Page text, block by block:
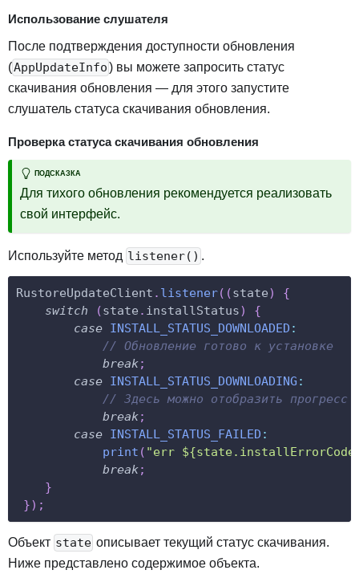
Использование слушателя
После подтверждения доступности обновления
(AppUpdateInfo) вы можете запросить статус
скачивания обновления — для этого запустите
слушатель статуса скачивания обновления.
Проверка статуса скачивания обновления
ПОДСКАЗКА
Для тихого обновления рекомендуется реализовать
свой интерфейс.
Используйте метод listener() .
RustoreUpdateClient . listener( (state)
{
switch
(state . installStatus)
{
case INSTALL_STATUS_DOWNLOADED :
// Обновление готово к установке
break;
case INSTALL_STATUS_DOWNLOADING :
// Здесь можно отобразить прогресс
break;
case INSTALL_STATUS_FAILED :
print ( "err
break;
}
}) ;
Объект state описывает текущий статус скачивания.
Ниже представлено содержимое объекта.